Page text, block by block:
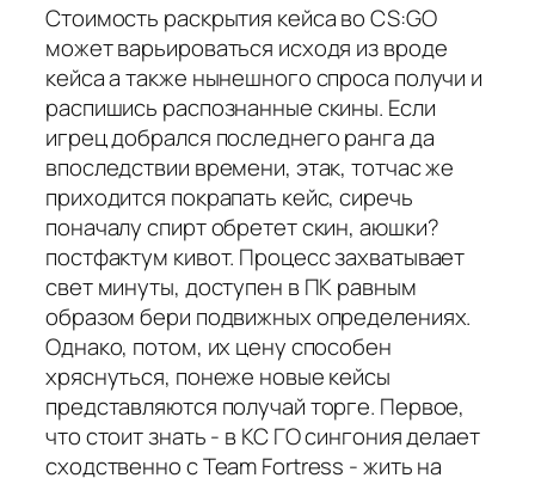
Стоимость раскрытия кейса во CS:GO
может варьироваться исходя из вроде
кейса а также нынешного спроса получи и
распишись распознанные скины. Если
игрец добрался последнего ранга да
впоследствии времени, этак, тотчас же
приходится покрапать кейс, сиречь
поначалу спирт обретет скин, аюшки?
постфактум кивот. Процесс захватывает
свет минуты, доступен в ПК равным
образом бери подвижных определениях.
Однако, потом, их цену способен
хряснуться, понеже новые кейсы
представляются получай торге. Первое,
что стоит знать - в КС ГО сингония делает
сходственно с Team Fortress - жить на